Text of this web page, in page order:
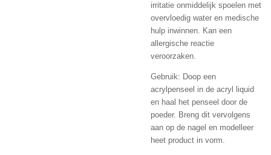
irritatie onmiddelijk spoelen met
overvloedig water en medische
hulp inwinnen. Kan een
allergische reactie
veroorzaken.
Gebruik: Doop een
acrylpenseel in de acryl liquid
en haal het penseel door de
poeder. Breng dit vervolgens
aan op de nagel en modelleer
heet product in vorm.